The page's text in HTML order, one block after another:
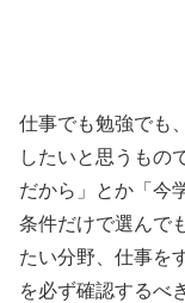
仕事でも勉強でも
したいと思うもの
だから」とか「今
条件だけで選んで
たい分野、仕事を
を必ず確認するべ